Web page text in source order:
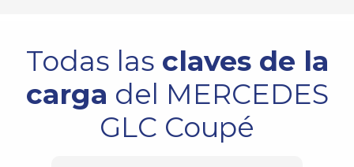
Todas las claves de la
carga del MERCEDES
GLC Coupé